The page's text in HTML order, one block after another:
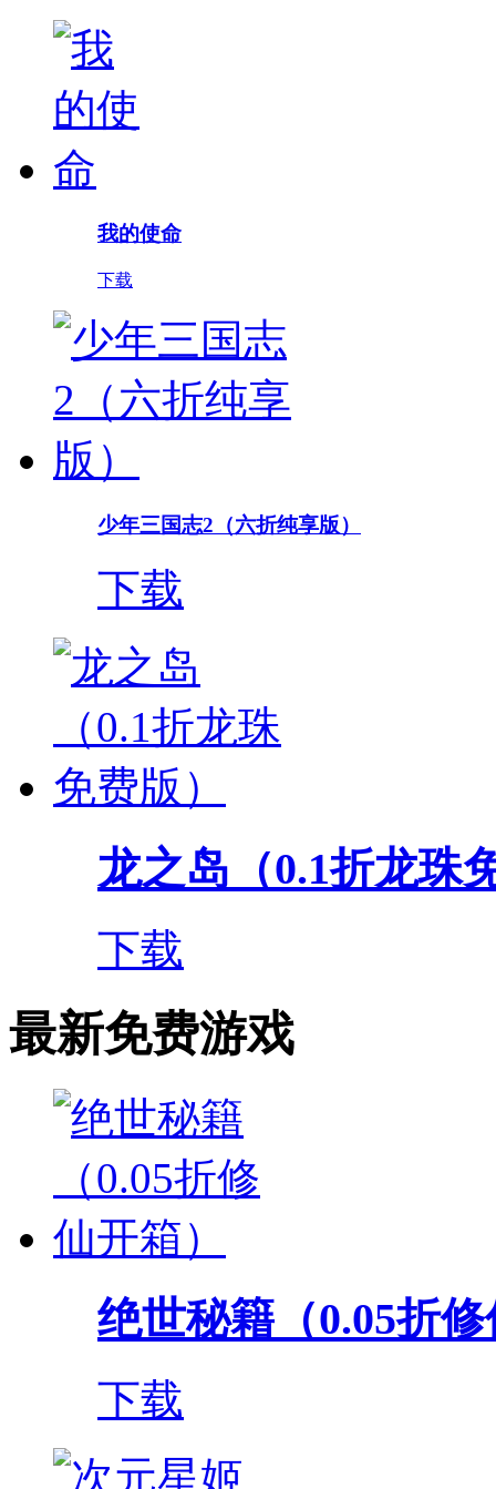
我的使命
下载
少年三国志2（六折纯享版）
下载
龙之岛（0.1折龙珠
下载
最新免费游戏
绝世秘籍（0.05折
下载